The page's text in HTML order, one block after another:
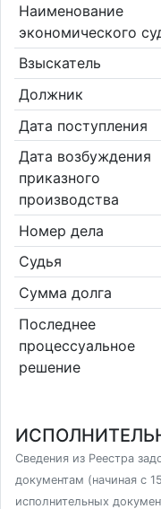
Наименование
экономического
Взыскатель
Должник
Дата поступления
Дата возбуждения
приказного
производства
Номер дела
Судья
Сумма долга
Последнее
процессуальное
решение
Сведения из Реестра
документам (начиная с
исполнительных